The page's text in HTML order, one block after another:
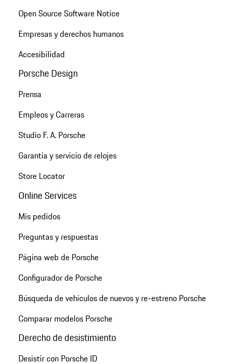
Open Source Software Notice
Empresas y derechos humanos
Accesibilidad
Porsche Design
Prensa
Empleos y Carreras
Studio F. A. Porsche
Garantía y servicio de relojes
Store Locator
Online Services
Mis pedidos
Preguntas y respuestas
Página web de Porsche
Configurador de Porsche
Búsqueda de vehículos de nuevos y re-estreno Porsche
Comparar modelos Porsche
Derecho de desistimiento
Desistir con Porsche ID